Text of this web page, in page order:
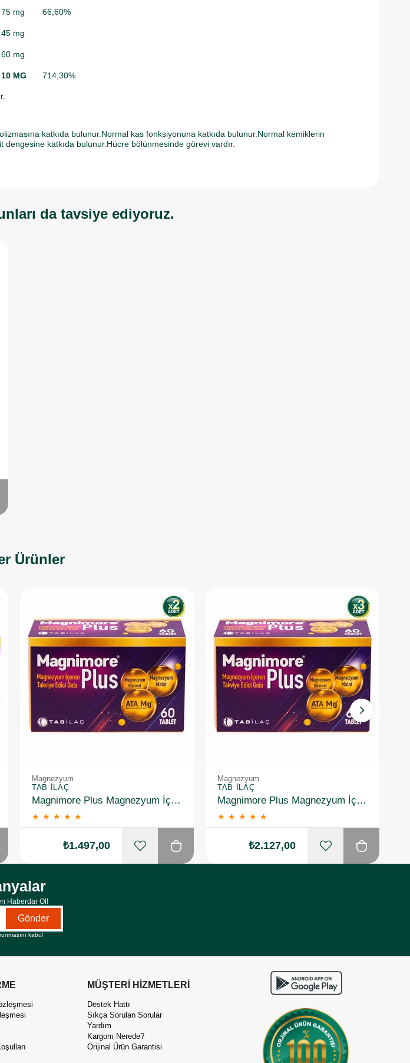
66,60%
75 mg
45 mg
60 mg
10 MG 714,30%
katkıda bulunur.Normal kas fonksiyonuna katkıda bulunur.Normal kemiklerin
katkıda bulunur.Hücre bölünmesinde görevi vardır.
da tavsiye ediyoruz.
Ürünler
Magnezyum
TAB İLAÇ
Magnimore Plus Magnezyum İçeren Takviye Edici Gıda 60 Kapsül 2 Adet
★ ★ ★ ★ ★
₺1.497,00
Magnezyum
TAB İLAÇ
Magnimore Plus Magnezyum İçeren Takviye Edici Gıda 60 Kapsül 3 Adet
★ ★ ★ ★ ★
₺2.127,00
Haberdar Ol!
Gönder
kabul
MÜŞTERİ HİZMETLERİ
Destek Hattı
Sıkça Sorulan Sorular
Yardım
Kargom Nerede?
Orijinal Ürün Garantisi